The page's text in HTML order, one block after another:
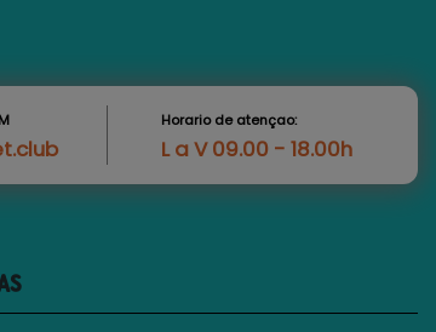
Horario de atençao:
L a V 09.00 - 18.00h